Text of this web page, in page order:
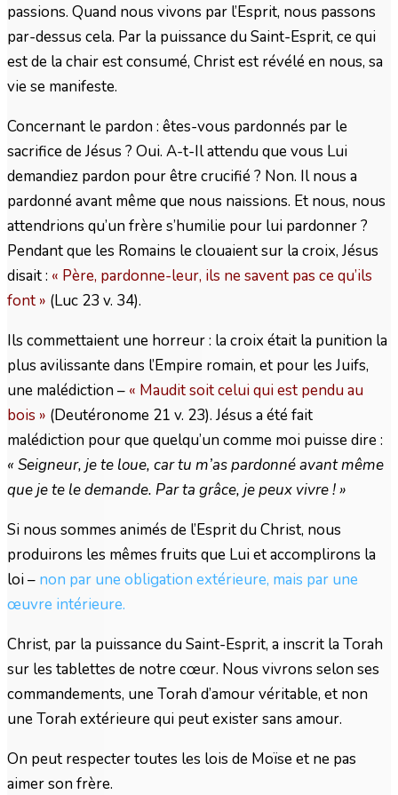
passions. Quand nous vivons par l’Esprit, nous passons
par-dessus cela. Par la puissance du Saint-Esprit, ce qui
est de la chair est consumé, Christ est révélé en nous, sa
vie se manifeste.
Concernant le pardon : êtes-vous pardonnés par le
sacrifice de Jésus ? Oui. A-t-Il attendu que vous Lui
demandiez pardon pour être crucifié ? Non. Il nous a
pardonné avant même que nous naissions. Et nous, nous
attendrions qu’un frère s’humilie pour lui pardonner ?
Pendant que les Romains le clouaient sur la croix, Jésus
disait : « Père, pardonne-leur, ils ne savent pas ce qu’ils
font » (Luc 23 v. 34).
Ils commettaient une horreur : la croix était la punition la
plus avilissante dans l’Empire romain, et pour les Juifs,
une malédiction – « Maudit soit celui qui est pendu au
bois » (Deutéronome 21 v. 23). Jésus a été fait
malédiction pour que quelqu’un comme moi puisse dire :
« Seigneur, je te loue, car tu m’as pardonné avant même
que je te le demande. Par ta grâce, je peux vivre ! »
Si nous sommes animés de l’Esprit du Christ, nous
produirons les mêmes fruits que Lui et accomplirons la
loi – non par une obligation extérieure, mais par une
œuvre intérieure.
Christ, par la puissance du Saint-Esprit, a inscrit la Torah
sur les tablettes de notre cœur. Nous vivrons selon ses
commandements, une Torah d’amour véritable, et non
une Torah extérieure qui peut exister sans amour.
On peut respecter toutes les lois de Moïse et ne pas
aimer son frère.